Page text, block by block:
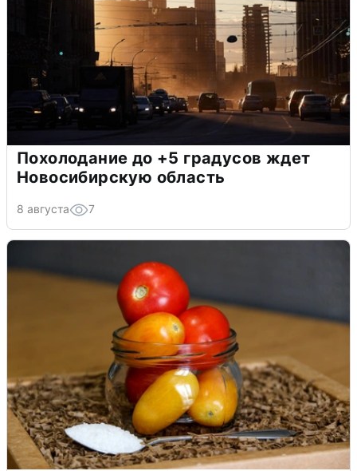
Похолодание до +5 градусов ждет
Новосибирскую область
8 августа 7